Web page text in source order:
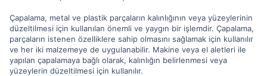
Çapalama, metal ve plastik parçaların kalınlığının veya yüzeylerinin
düzeltilmesi için kullanılan önemli ve yaygın bir işlemdir. Çapalama,
parçaların istenen özelliklere sahip olmasını sağlamak için kullanılır
ve her iki malzemeye de uygulanabilir. Makine veya el aletleri ile
yapılan çapalamaya bağlı olarak, kalınlığın belirlenmesi veya
yüzeylerin düzeltilmesi için kullanılır.